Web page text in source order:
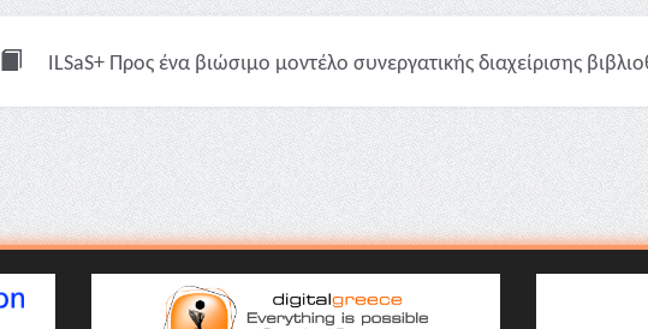
ILSaS+ Προς ένα βιώσιμο μοντέλο συνεργατικής διαχείρισης